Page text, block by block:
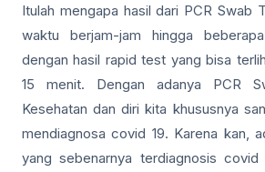
Itulah mengapa hasil dari PCR Swab
waktu berjam-jam hingga
dengan hasil rapid test yang bisa
15 menit. Dengan adanya PCR
Kesehatan dan diri kita khususnya
mendiagnosa covid 19. Karena kan,
yang sebenarnya terdiagnosis